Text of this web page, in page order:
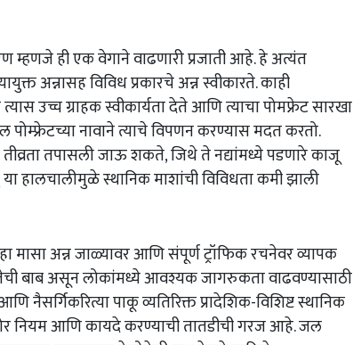
म्हणजे ही एक वेगाने वाढणारी प्रजाती आहे. हे अत्यंत
अन्नासह विविध प्रकारचे अन्न स्वीकारते. काही
उच्च ग्राहक स्वीकार्यता देते आणि त्याचा पोमफ्रेट सारखा
पोम्फ्रेटच्या नावाने त्याचे विपणन करण्यास मदत करतो.
तपासली जाऊ शकते, जिथे ते नद्यांमध्ये पडणारे काजू
हालचालीमुळे स्थानिक माशांची विविधता कमी झाली
मासा अन्न जाळ्यावर आणि संपूर्ण ट्रॉफिक रचनेवर व्यापक
बाब असून लोकांमध्ये आवश्यक जागरुकता वाढवण्यासाठी
पाकू व्यतिरिक्त प्रादेशिक-विशिष्ट स्थानिक
नियम आणि कायदे करण्याची तातडीची गरज आहे. जल